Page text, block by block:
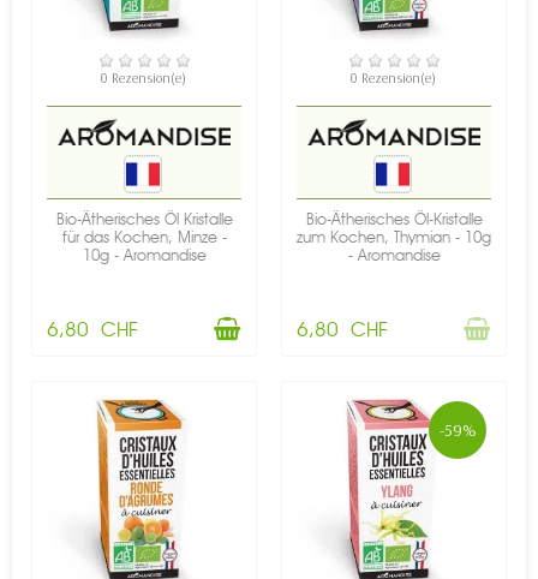
VERFÜGBAR
0 Rezension(e)
Bio-Ätherisches Öl Kristalle
für das Kochen, Minze -
10g - Aromandise
6,80 CHF
NICHT AUF LAGER
0 Rezension(e)
Bio-Ätherisches Öl-Kristalle
zum Kochen, Thymian - 10g
- Aromandise
6,80 CHF
-59%